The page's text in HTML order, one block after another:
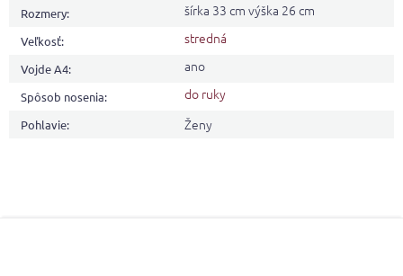
Rozmery: šírka 33 cm výška 26 cm
Veľkosť: stredná
Vojde A4: ano
Spôsob nosenia: do ruky
Pohlavie: Ženy